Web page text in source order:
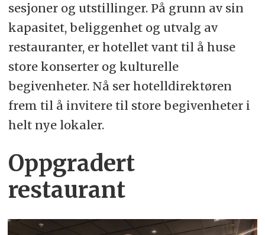
sesjoner og utstillinger. På grunn av sin
kapasitet, beliggenhet og utvalg av
restauranter, er hotellet vant til å huse
store konserter og kulturelle
begivenheter. Nå ser hotelldirektøren
frem til å invitere til store begivenheter i
helt nye lokaler.
Oppgradert
restaurant